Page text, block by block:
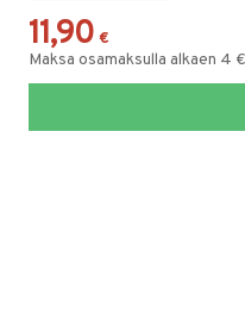
11,90 €
Maksa osamaksulla alkaen 4